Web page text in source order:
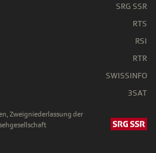
SRG SSR
RTS
RSI
RTR
SWISSINFO
3SAT
Zweigniederlassung der